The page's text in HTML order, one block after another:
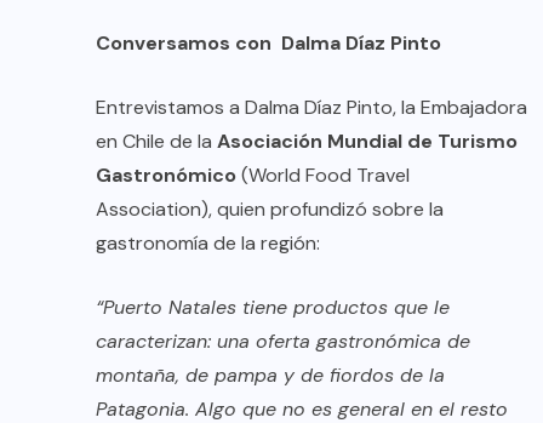
Conversamos con Dalma Díaz Pinto
Entrevistamos a Dalma Díaz Pinto, la Embajadora
en Chile de la Asociación Mundial de Turismo
Gastronómico(World Food Travel
Association), quien profundizó sobre la
gastronomía de la región:
“Puerto Natales tiene productos que le
caracterizan: una oferta gastronómica de
montaña, de pampa y de fiordos de la
Patagonia. Algo que no es general en el resto